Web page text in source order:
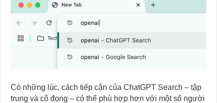
Có những lúc, cách tiếp cận của ChatGPT Search – tập
trung và cô đọng – có thể phù hợp hơn với một số người